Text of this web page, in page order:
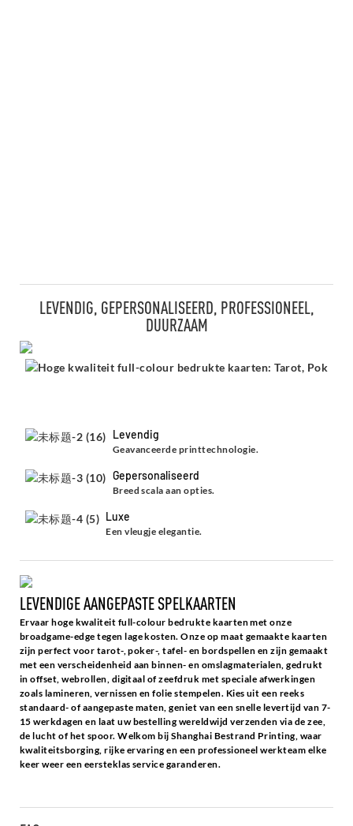
LEVENDIG, GEPERSONALISEERD, PROFESSIONEEL,
DUURZAAM
Levendig
Geavanceerde printtechnologie.
Gepersonaliseerd
Breed scala aan opties.
Luxe
Een vleugje elegantie.
LEVENDIGE AANGEPASTE SPELKAARTEN
Ervaar hoge kwaliteit full-colour bedrukte kaarten met onze
broadgame-edge tegen lage kosten. Onze op maat gemaakte kaarten
zijn perfect voor tarot-, poker-, tafel- en bordspellen en zijn gemaakt
met een verscheidenheid aan binnen- en omslagmaterialen, gedrukt
in offset, webrollen, digitaal of zeefdruk met speciale afwerkingen
zoals lamineren, vernissen en folie stempelen. Kies uit een reeks
standaard- of aangepaste maten, geniet van een snelle levertijd van 7-
15 werkdagen en laat uw bestelling wereldwijd verzenden via de zee,
de lucht of het spoor. Welkom bij Shanghai Bestrand Printing, waar
kwaliteitsborging, rijke ervaring en een professioneel werkteam elke
keer weer een eersteklas service garanderen.